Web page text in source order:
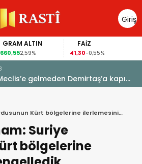
Giriş
Yap
GRAM ALTIN
2,59%
FAİZ
41,30-0,55%
gelmeden Demirtaş’a kapı
ardından şimdi de siyasi
Kürt bölgelerine ilerlemesini
Suriye
bölgelerine